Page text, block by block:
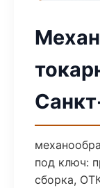
под ключ:
сборка,